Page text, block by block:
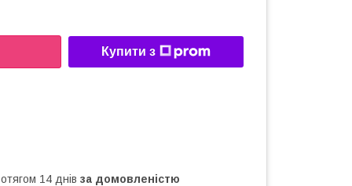
Купити з
14 днів за домовленістю